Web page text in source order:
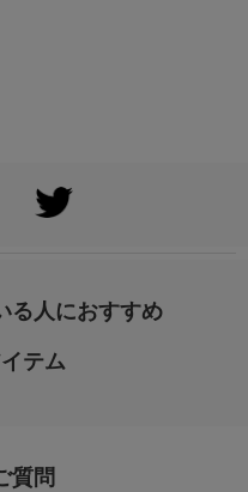
る人におすすめ
テム
質問